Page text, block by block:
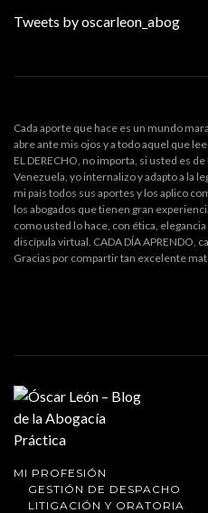
Tweets by oscarleon_abog
Cada aporte que hace es un mundo
abre ante mis ojos y a todo aquel que
EL DERECHO, no importa, si usted es de
Venezuela, yo internalizo y adapto a la
mi país todos sus aportes y los aplico
los abogados que tienen gran
como usted lo hace, con ética,
discípula virtual. CADA DÍA APRENDO,
Gracias por compartir tan excelente
MI PROFESIÓN
GESTIÓN DE DESPACHO
LITIGACIÓN Y ORATORIA